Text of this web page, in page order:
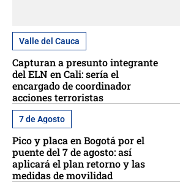
Valle del Cauca
Capturan a presunto integrante
del ELN en Cali: sería el
encargado de coordinador
acciones terroristas
7 de Agosto
Pico y placa en Bogotá por el
puente del 7 de agosto: así
aplicará el plan retorno y las
medidas de movilidad